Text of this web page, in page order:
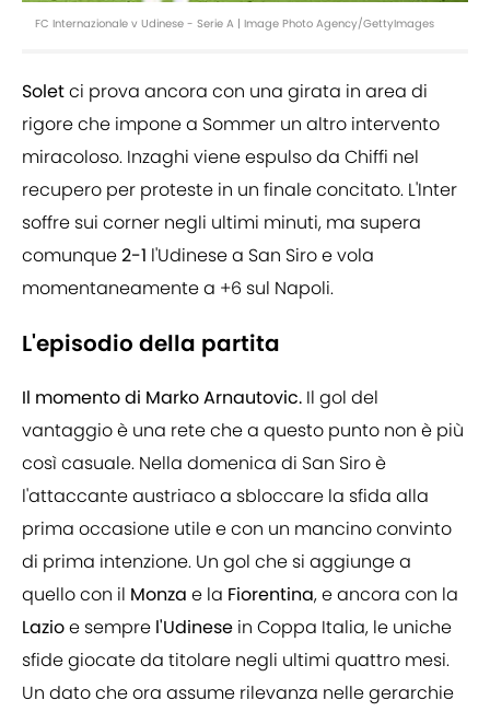
FC Internazionale v Udinese - Serie A | Image Photo Agency/GettyImages
Soletci prova ancora con una girata in area di
rigore che impone a Sommer un altro intervento
miracoloso. Inzaghi viene espulso da Chiffi nel
recupero per proteste in un finale concitato. L'Inter
soffre sui corner negli ultimi minuti, ma supera
comunque2-1 l'Udinese a San Siro e vola
momentaneamente a +6 sul Napoli.
L'episodio della partita
Il momento di Marko Arnautovic. Il gol del
vantaggio è una rete che a questo punto non è più
così casuale. Nella domenica di San Siro è
l'attaccante austriaco a sbloccare la sfida alla
prima occasione utile e con un mancino convinto
di prima intenzione. Un gol che si aggiunge a
quello con il Monza e la Fiorentina, e ancora con la
Lazioe sempre l'Udinese in Coppa Italia, le uniche
sfide giocate da titolare negli ultimi quattro mesi.
Un dato che ora assume rilevanza nelle gerarchie